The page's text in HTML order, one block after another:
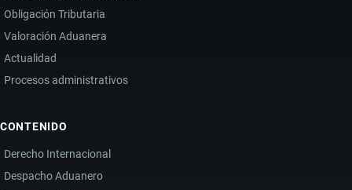
Obligación Tributaria
Valoración Aduanera
Actualidad
Procesos administrativos
CONTENIDO
Derecho Internacional
Despacho Aduanero